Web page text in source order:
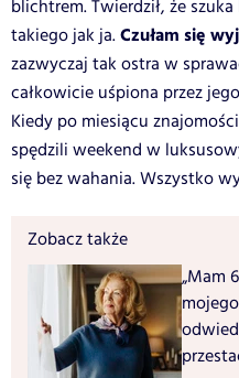
blichtrem. Twierdził, że
takiego jak ja.Czułam się
zazwyczaj tak ostra w
całkowicie uśpiona przez
Kiedy po miesiącu
spędzili weekend w
się bez wahania. Wszystko
Zobacz także
„Mam